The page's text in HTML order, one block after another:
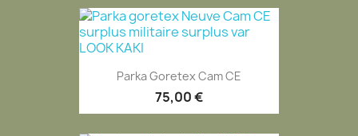
Parka Goretex Cam CE
75,00 €